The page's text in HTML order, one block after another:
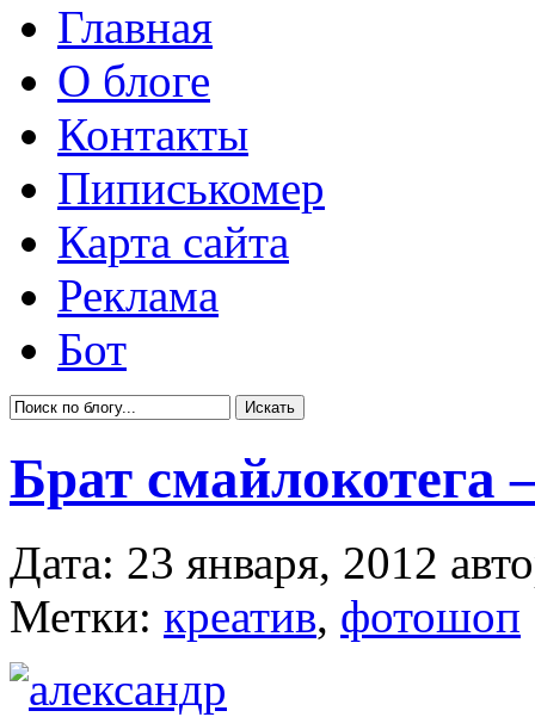
Главная
О блоге
Контакты
Пиписькомер
Карта сайта
Реклама
Бот
Брат
Дата: 23 января, 2012
Метки: креатив, фотошоп